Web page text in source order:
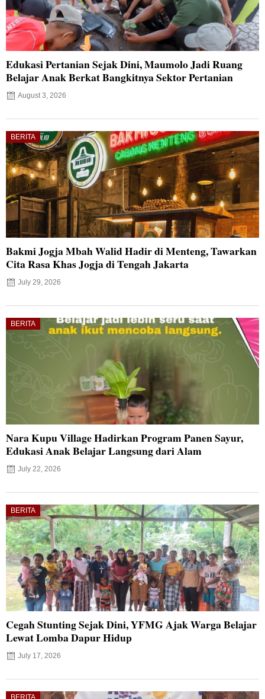
Edukasi Pertanian Sejak Dini, Maumolo Jadi Ruang
Belajar Anak Berkat Bangkitnya Sektor Pertanian
August 3, 2026
BERITA
Bakmi Jogja Mbah Walid Hadir di Menteng, Tawarkan
Cita Rasa Khas Jogja di Tengah Jakarta
July 29, 2026
BERITA
Nara Kupu Village Hadirkan Program Panen Sayur,
Edukasi Anak Belajar Langsung dari Alam
July 22, 2026
BERITA
Cegah Stunting Sejak Dini, YFMG Ajak Warga Belajar
Lewat Lomba Dapur Hidup
July 17, 2026